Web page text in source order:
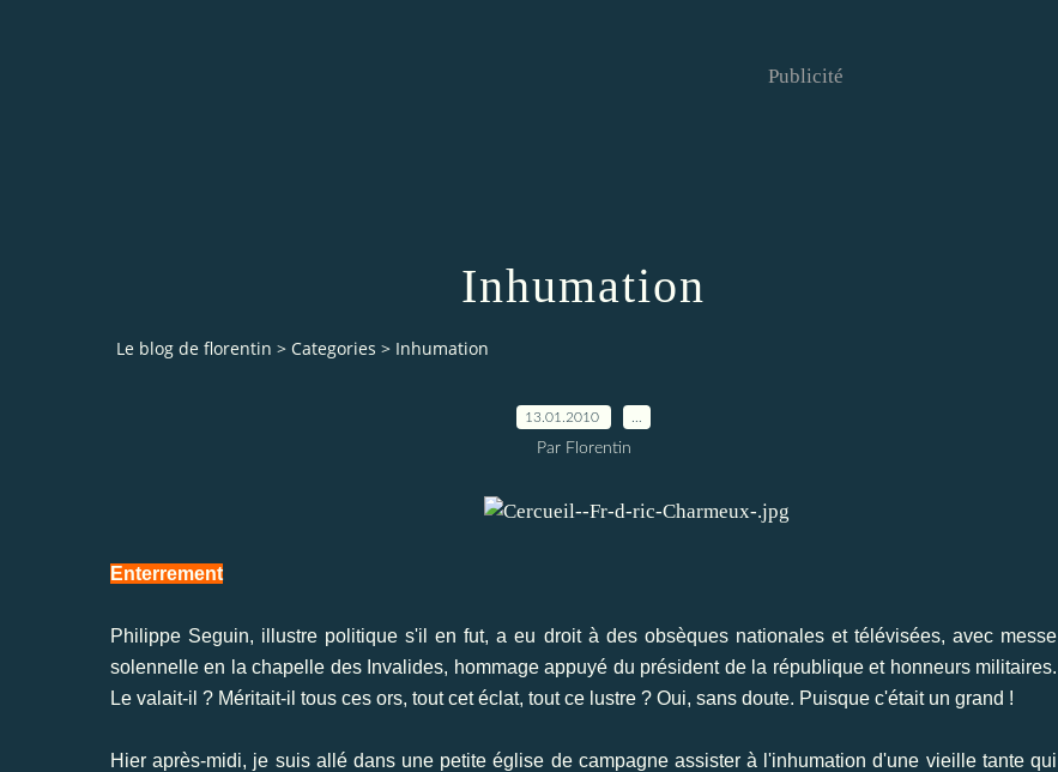
Publicité
Inhumation
Le blog de florentin > Categories > Inhumation
13.01.2010
Par Florentin
Enterrement
Philippe Seguin, illustre politique s'il en fut, a eu droit à des obsèques nationales et télévisées, avec messe
solennelle en la chapelle des Invalides, hommage appuyé du président de la république et honneurs militaires.
Le valait-il ? Méritait-il tous ces ors, tout cet éclat, tout ce lustre ? Oui, sans doute. Puisque c'était un grand !
Hier après-midi, je suis allé dans une petite église de campagne assister à l'inhumation d'une vieille tante qui